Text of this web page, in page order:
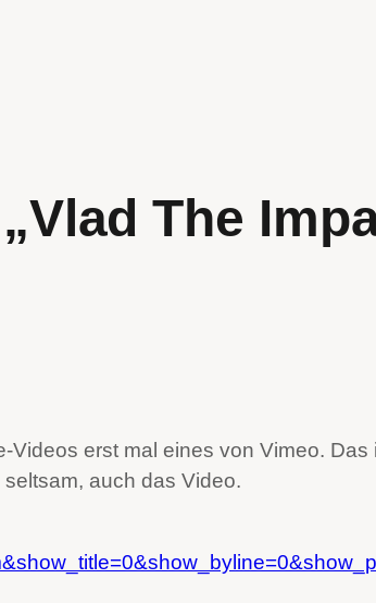
The
Videos erst mal eines von Vimeo. Das
auch das Video.